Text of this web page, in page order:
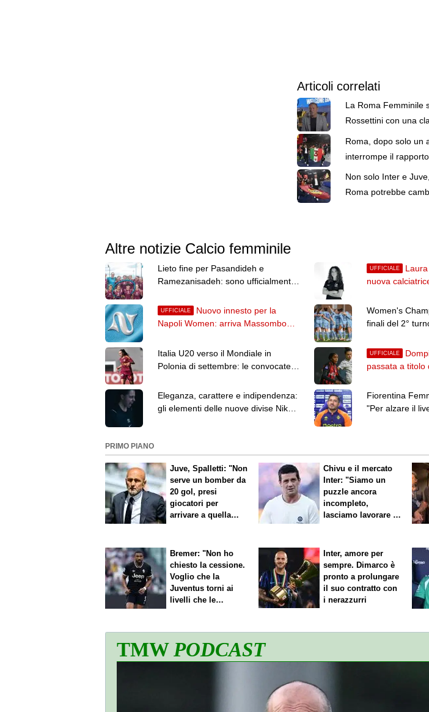
Articoli correlati
La Roma Femminile
Rossettini con una
Roma, dopo solo un
interrompe il
Rossettini
Non solo Inter e
Roma potrebbe
Altre notizie Calcio femminile
Lieto fine per Pasandideh e
Ramezanisadeh: sono ufficialmente
UFFICIALE
nuova
UFFICIALE
Nuovo innesto per la
Napoli Women: arriva Massombo
Women's
finali del 2°
Italia U20 verso il Mondiale in
Polonia di settembre: le convocate
UFFICIALE
passata a titolo
Eleganza, carattere e indipendenza:
gli elementi delle nuove divise Nike
Fiorentina
"Per alzare il
PRIMO PIANO
Juve, Spalletti: "Non
serve un bomber da
20 gol, presi
giocatori per
arrivare a quella
Chivu e il mercato
Inter: "Siamo un
puzzle ancora
incompleto,
lasciamo lavorare i
Bremer: "Non ho
chiesto la cessione.
Voglio che la
Juventus torni ai
livelli che le
Inter, amore per
sempre. Dimarco è
pronto a prolungare
il suo contratto con
i nerazzurri
TMWPODCAST